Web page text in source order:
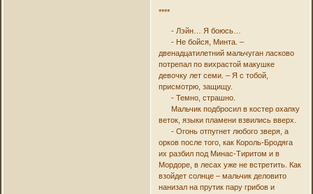
****
- Лэйн… Я боюсь…
- Не бойся, Минта. –
двенадцатилетний мальчуган ласково
потрепал по вихрастой макушке
девочку лет семи. – Я с тобой,
присмотрю, защищу.
- Темно, страшно.
Мальчик подбросил в костер охапку
веток, языки пламени взвились вверх.
- Огонь отпугнет любого зверя, а
орков после того, как Король-Бродяга
их разбил под Минас-Тиритом и в
Мордоре, в лесах уже не встретить. Как
взойдет солнце – мальчик деловито
нанизал на прутик пару грибов и